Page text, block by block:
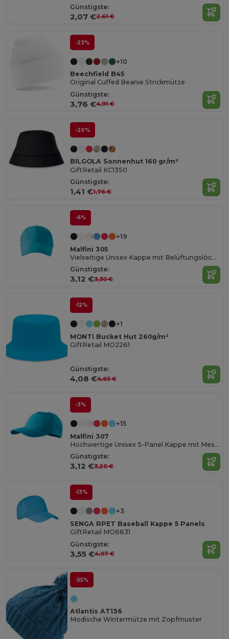
Günstigste:
2,07 €2,61 €
-23%
+10
Beechfield B45
Original Cuffed Beanie Strickmütze
Günstigste:
3,76 €4,91 €
-20%
BILGOLA Sonnenhut 160 gr/m²
GiftRetail KC1350
Günstigste:
1,41 €1,76 €
-6%
+19
Malfini 305
Vielseitige Unisex Kappe mit Belüftungslöchern
Günstigste:
3,12 €3,30 €
-12%
+1
MONTI Bucket Hut 260g/m²
GiftRetail MO2261
Günstigste:
4,08 €4,65 €
-3%
+15
Malfini 307
Hochwertige Unisex 5-Panel Kappe mit Messingverschluss
Günstigste:
3,12 €3,20 €
-13%
+3
SENGA RPET Baseball Kappe 5 Panels
GiftRetail MO6831
Günstigste:
3,55 €4,07 €
-55%
Atlantis AT136
Modische Wintermütze mit Zopfmuster